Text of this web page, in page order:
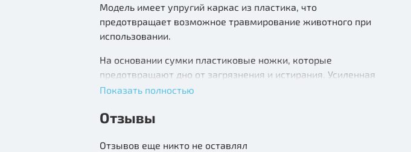
Модель имеет упругий каркас из пластика, что
предотвращает возможное травмирование животного при
использовании.
На основании сумки пластиковые ножки, которые
предотвращают дно от загрязнения и истирания. Усиленная
верхняя ручка удобная, обтянута тканью и прошита. В
резиновой вставкой и возможностью регулировки по высоте.
вентиляцию и приток свежего воздуха животному. Каркас из
Показать полностью
Отзывы
Отзывов еще никто не оставлял